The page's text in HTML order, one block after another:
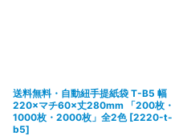
送料無料・自動紐手提紙袋 T-B5 幅
220×マチ60×丈280mm 「200枚・
1000枚・2000枚」全2色 [2220-t-
b5]